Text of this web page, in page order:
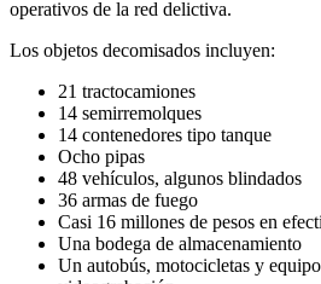
operativos de la red delictiva.
Los objetos decomisados incluyen:
21 tractocamiones
14 semirremolques
14 contenedores tipo tanque
Ocho pipas
48 vehículos, algunos blindados
36 armas de fuego
Casi 16 millones de pesos en
Una bodega de almacenamiento
Un autobús, motocicletas y